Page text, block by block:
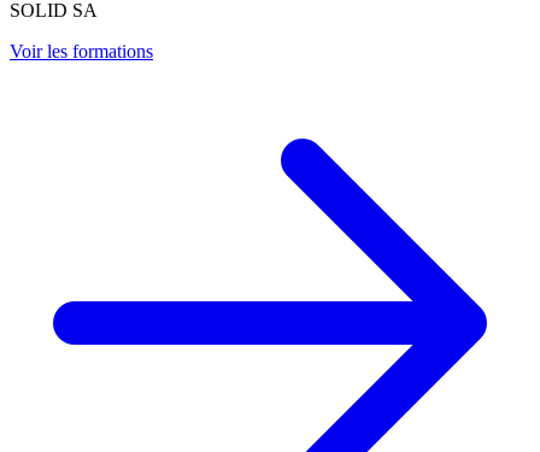
SOLID SA
Voir les formations